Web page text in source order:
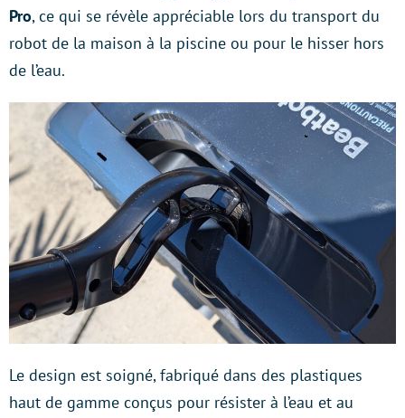
Pro, ce qui se révèle appréciable lors du transport du
robot de la maison à la piscine ou pour le hisser hors
de l’eau.
Le design est soigné, fabriqué dans des plastiques
haut de gamme conçus pour résister à l’eau et au